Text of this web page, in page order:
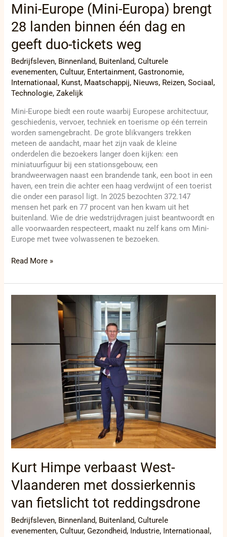
Mini-Europe (Mini-Europa) brengt
28 landen binnen één dag en
geeft duo-tickets weg
Bedrijfsleven, Binnenland, Buitenland,Culturele
evenementen,Cultuur, Entertainment,Gastronomie,
Internationaal, Kunst, Maatschappij, Nieuws, Reizen,Sociaal,
Technologie,Zakelijk
Mini-Europe biedt een route waarbij Europese architectuur,
geschiedenis, vervoer, techniek en toerisme op één terrein
worden samengebracht. De grote blikvangers trekken
meteen de aandacht, maar het zijn vaak de kleine
onderdelen die bezoekers langer doen kijken: een
miniatuurfiguur bij een stationsgebouw, een
brandweerwagen naast een brandende tank, een boot in een
haven, een trein die achter een haag verdwijnt of een toerist
die onder een parasol ligt. In 2025 bezochten 372.147
mensen het park en 77 procent van hen kwam uit het
buitenland. Wie de drie wedstrijdvragen juist beantwoordt en
alle voorwaarden respecteert, maakt nu zelf kans om Mini-
Europe met twee volwassenen te bezoeken.
Read More »
Kurt Himpe verbaast West-
Vlaanderen met dossierkennis
van fietslicht tot reddingsdrone
Bedrijfsleven, Binnenland, Buitenland,Culturele
evenementen,Cultuur,Gezondheid, Industrie, Internationaal,
Vlaanderen